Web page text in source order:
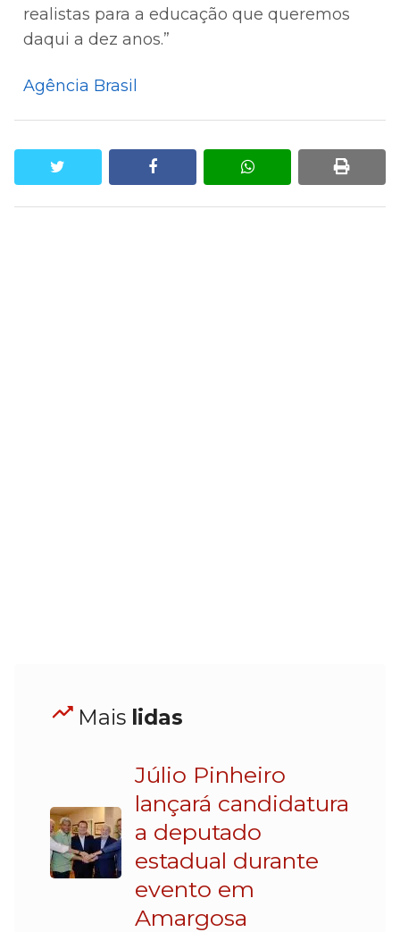
realistas para a educação que queremos
daqui a dez anos.”
Agência Brasil
facebook whatsapp print
Mais lidas
Júlio Pinheiro
lançará candidatura
a deputado
estadual durante
evento em
Amargosa